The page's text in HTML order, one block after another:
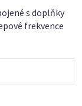
s doplňky
frekvence